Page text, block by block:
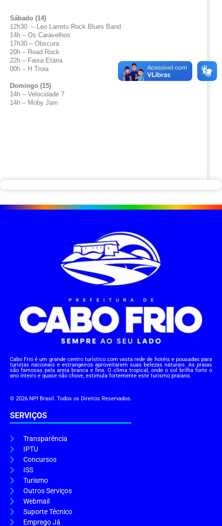
Sábado (14)
12h30  – Leo Larreto Rock Blues Band
14h – Os Caravelhos
17h30 – Obscura
20h – Road Rock
22h – Faixa Etária
00h – H Troia
Domingo (15)
14h – Velocidade 7
14h – Moby Jam
Cabo Frio é um grande centro turístico com vasta rede de hotéis e pousadas para
turistas nacionais e estrangeiros aproveitarem suas belezas naturais. As praias
são famosas pela areia branca e fina. O clima tropical, onde o sol brilha forte o
ano inteiro e quase não chove, estimula fortemente este turismo praiano.
© 2026 NPI Brasil. Todos os Direitos Reservados.
SERVIÇOS
Transparência
IPTU
Concursos
ISS
Turismo
Outros Serviços
Webmail
Suporte Técnico
Emprego Já